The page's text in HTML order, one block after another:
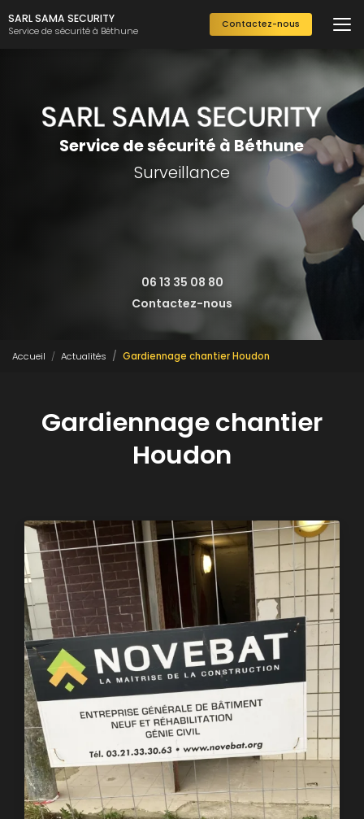
au
SARL SAMA SECURITY
Service de sécurité à Béthune Contactez-nous
Service de sécurité à Béthune
Surveillance
06 13 35 08 80
Contactez-nous
Accueil Actualités Gardiennage chantier Houdon
Gardiennage chantier
Houdon